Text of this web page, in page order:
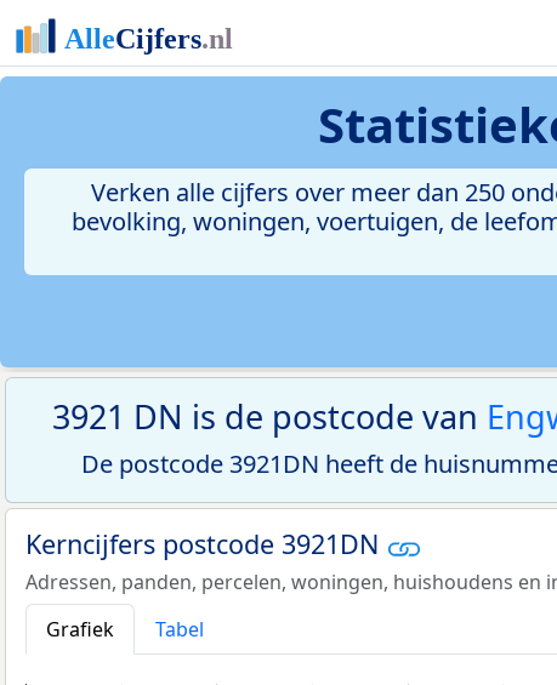
Verken alle cijfers over meer dan 250
bevolking, woningen, voertuigen, de
3921 DN is de postcode van
De postcode 3921DN heeft de
Kerncijfers postcode 3921DN
Adressen, panden, percelen, woningen, huishoudens en
Grafiek
Tabel